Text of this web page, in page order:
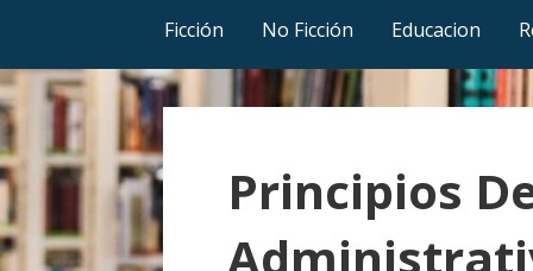
n
t
e
n
i
d
Ficción No Ficción Educacion
Principios